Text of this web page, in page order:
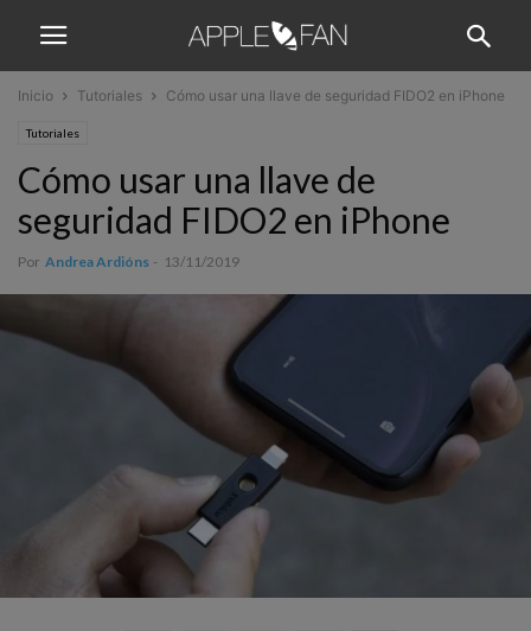
Inicio Tutoriales Cómo usar una llave de seguridad FIDO2 en iPhone
Tutoriales
Cómo usar una llave de
seguridad FIDO2 en iPhone
Por Andrea Ardións - 13/11/2019